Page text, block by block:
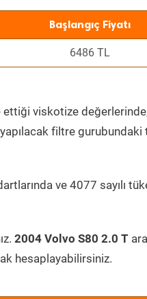
Başlangıç Fiyatı
6486 TL
ettiği viskotize
filtre gurubundaki
ve 4077 sayılı
2004 Volvo S80 2.0 T
hesaplayabilirsiniz.